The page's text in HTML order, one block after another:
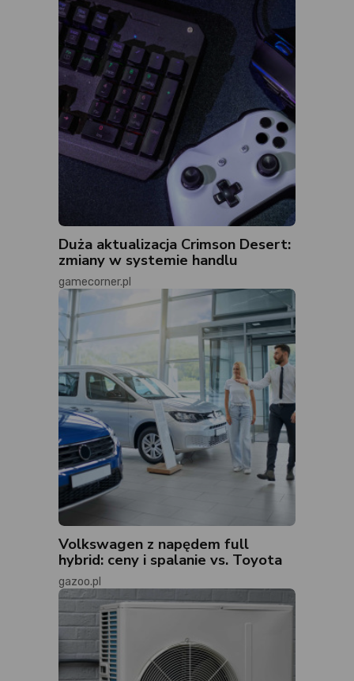
Duża aktualizacja Crimson Desert:
zmiany w systemie handlu
gamecorner.pl
Volkswagen z napędem full
hybrid: ceny i spalanie vs. Toyota
gazoo.pl